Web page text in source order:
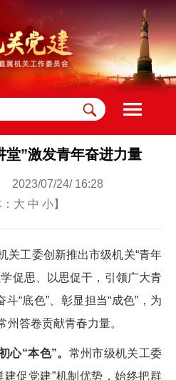
堂”激发青年奋进力量
2023/07/24/ 16:28
大 中 小】
关工委创新推出市级机关“青年
促思、以思促干，引领广大青
“底色”、彰显担当“成色”，为
州答卷贡献青春力量。
心“本色”。 常州市级机关工委
建促党建”机制优势，始终把群